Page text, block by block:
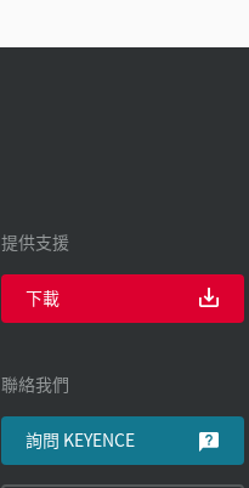
提供支援
下載
聯絡我們
詢問 KEYENCE